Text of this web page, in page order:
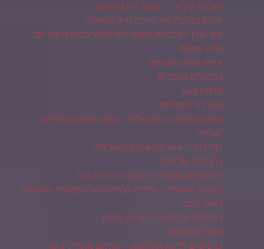
האסקי סיבירי – הזאב הלבן והאהוב
יולדת בקרוב? את חייבת תיק החתלה!
איך עורך דין גביית חובות יכול לעזור במקרה של חוב
שלא שולם?
איפה קונים מצעים?
רמקולים מוגברים
מכונת עשן
השכרת רמקולים
שפת הסימנים הישראלית – שפה חשובה במדינת
ישראל
רמי דנון – איש התיאטרון הישראלי
ברצלונה של מסי
רמקולים שקועים – התקנה בקירות גבס
פסנתר חשמלי – טיפים לבחירה של הפסנתר המתאים
ביותר לכם
בידוריות איכותיות – איפה קונים
סופר קלאסיקו
כרטיסים לליגת האלופות – החלום מתחיל כאן!